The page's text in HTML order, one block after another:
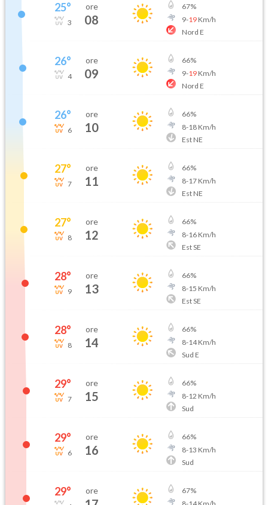
25°
3
ore
08
67%
9-19Km/h
Nord E
26°
4
ore
09
66%
9-19Km/h
Nord E
26°
6
ore
10
66%
8-18Km/h
Est NE
27°
7
ore
11
66%
8-17Km/h
Est NE
27°
8
ore
12
66%
8-16Km/h
Est SE
28°
9
ore
13
66%
8-15 Km/h
Est SE
28°
8
ore
14
66%
8-14Km/h
Sud E
29°
7
ore
15
66%
8-12 Km/h
Sud
29°
6
ore
16
66%
8-13 Km/h
Sud
29° ore 67%